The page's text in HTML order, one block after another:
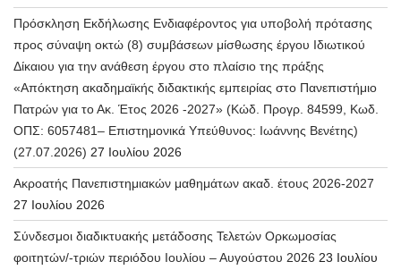
Πρόσκληση Εκδήλωσης Ενδιαφέροντος για υποβολή πρότασης
προς σύναψη οκτώ (8) συμβάσεων μίσθωσης έργου Ιδιωτικού
Δίκαιου για την ανάθεση έργου στο πλαίσιο της πράξης
«Απόκτηση ακαδημαϊκής διδακτικής εμπειρίας στο Πανεπιστήμιο
Πατρών για το Ακ. Έτος 2026 -2027» (Κώδ. Προγρ. 84599, Κωδ.
ΟΠΣ: 6057481– Επιστημονικά Υπεύθυνος: Ιωάννης Βενέτης)
(27.07.2026) 27 Ιουλίου 2026
Ακροατής Πανεπιστημιακών μαθημάτων ακαδ. έτους 2026-2027
27 Ιουλίου 2026
Σύνδεσμοι διαδικτυακής μετάδοσης Τελετών Ορκωμοσίας
φοιτητών/-τριών περιόδου Ιουλίου – Αυγούστου 2026 23 Ιουλίου